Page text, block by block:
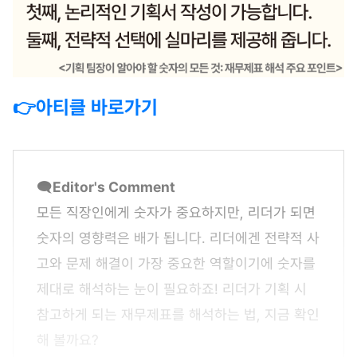
👉아티클 바로가기
🗨️Editor's Comment
모든 직장인에게 숫자가 중요하지만, 리더가 되면
숫자의 영향력은 배가 됩니다. 리더에겐 전략적 사
고와 문제 해결이 가장 중요한 역할이기에 숫자를
제대로 해석하는 눈이 필요하죠! 리더가 기획 시
참고하게 되는 재무제표를 해석하는 법, 지금 확인
해 볼까요?